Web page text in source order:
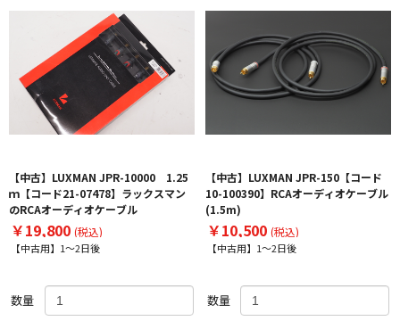
【中古】LUXMAN JPR-10000 1.25
ｍ【コード21-07478】ラックスマン
のRCAオーディオケーブル
￥19,800 (税込)
【中古用】1～2日後
数量
【中古】LUXMAN JPR-150【コード
10-100390】RCAオーディオケーブル
(1.5m)
￥10,500 (税込)
【中古用】1～2日後
数量